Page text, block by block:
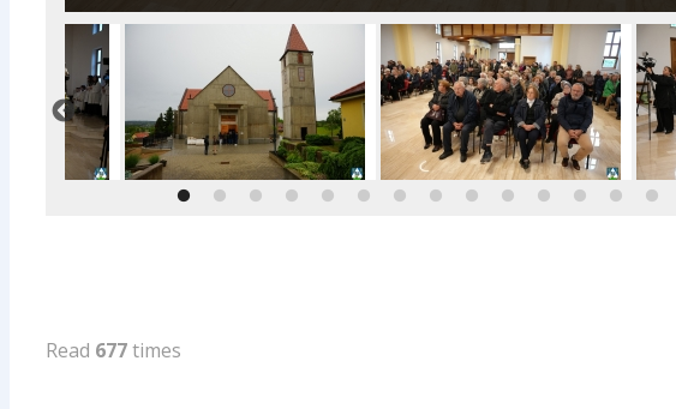
Read 677times